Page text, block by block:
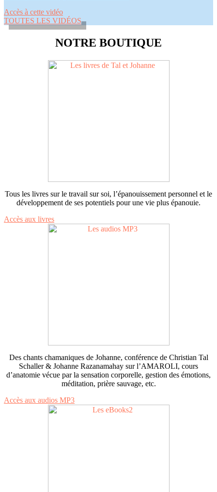
Accès à cette vidéo
TOUTES LES VIDÉOS
NOTRE BOUTIQUE
Tous les livres sur le travail sur soi, l’épanouissement personnel et le
développement de ses potentiels pour une vie plus épanouie.
Accès aux livres
Des chants chamaniques de Johanne, conférence de Christian Tal
Schaller & Johanne Razanamahay sur l’AMAROLI, cours
d’anatomie vécue par la sensation corporelle, gestion des émotions,
méditation, prière sauvage, etc.
Accès aux audios MP3